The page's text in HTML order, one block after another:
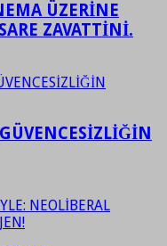
ÜZERİNE
ZAVATTİNİ.